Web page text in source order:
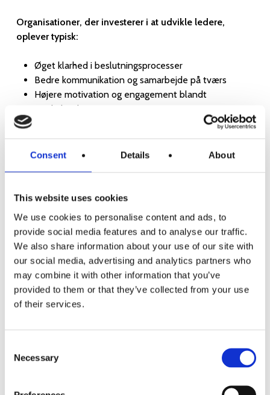
Consent Details About
This website uses cookies
We use cookies to personalise content and ads, to
provide social media features and to analyse our traffic.
We also share information about your use of our site with
our social media, advertising and analytics partners who
may combine it with other information that you’ve
provided to them or that they’ve collected from your use
of their services.
Selection
Necessary
Organisationer, der investerer i at udvikle ledere,
oplever typisk:
Øget klarhed i beslutningsprocesser
Bedre kommunikation og samarbejde på tværs
Højere motivation og engagement blandt
medarbejderne
En tydeligere kobling mellem strategi og daglig
Ledelsesudvikling er afgørende for at fastholde talent,
strategiske ambitioner. Når ledere udvikles, øges evnen
til at omsætte strategi til handling, og medarbejderne får
den retning og støtte, de har brug for. Kort sagt – udvikler
du dine ledere, udvikler du hele organisationen.